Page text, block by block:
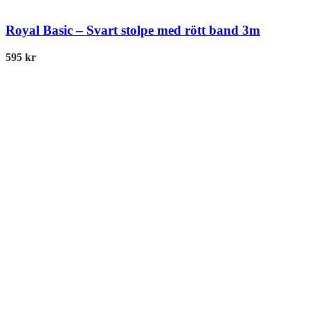
Royal Basic – Svart stolpe med rött band 3m
595 kr